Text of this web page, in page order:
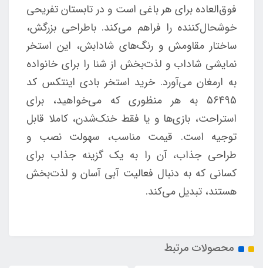
فوق‌العاده برای هر باغی است و در تابستان تفریحی
خوشحال‌کننده‌ را فراهم می‌کند. باطراحی بزرگش،
ساختار مقاومش و رنگ‌های شادابش، این استخر
نمایشی شاداب و لذت‌بخش از شنا را برای خانواده
به ارمغان می‌آورد. خرید استخر بادی اینتکس کد
56495 به هر منظوری که می‌خواهید، برای
استراحت، بازی‌ها و یا فقط خنک‌شدن، کاملا قابل
توجیه است. قیمت مناسب، سهولت نصب و
طراحی جذاب، آن را به یک گزینه جذاب برای
کسانی که به دنبال فعالیت آبی آسان و لذت‌بخش
هستند، تبدیل می‌کند.
محصولات مرتبط